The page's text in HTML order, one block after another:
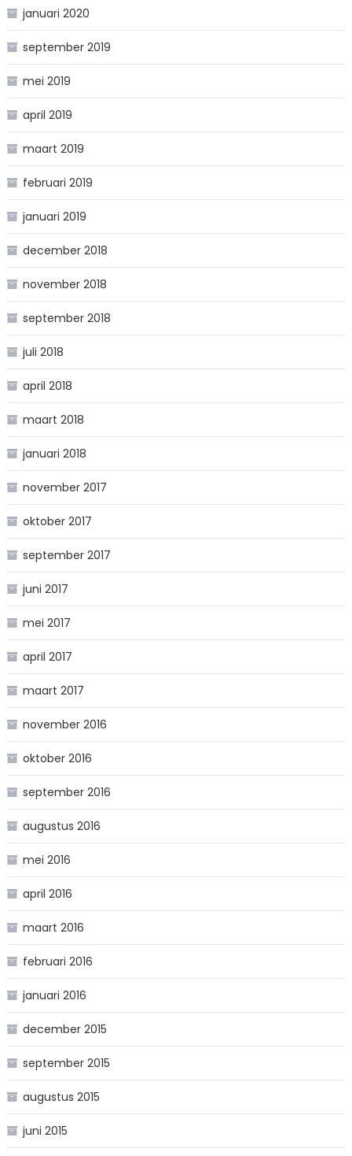
januari 2020
september 2019
mei 2019
april 2019
maart 2019
februari 2019
januari 2019
december 2018
november 2018
september 2018
juli 2018
april 2018
maart 2018
januari 2018
november 2017
oktober 2017
september 2017
juni 2017
mei 2017
april 2017
maart 2017
november 2016
oktober 2016
september 2016
augustus 2016
mei 2016
april 2016
maart 2016
februari 2016
januari 2016
december 2015
september 2015
augustus 2015
juni 2015